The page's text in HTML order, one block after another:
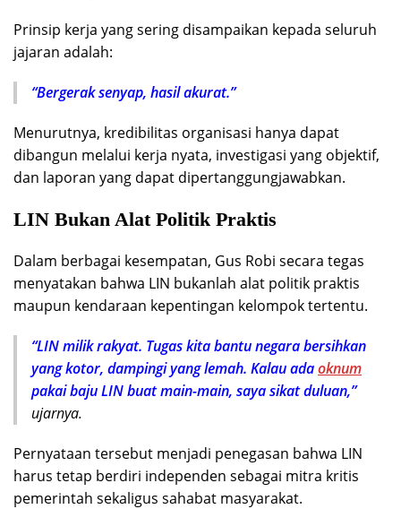
Prinsip kerja yang sering disampaikan kepada seluruh
jajaran adalah:
“Bergerak senyap, hasil akurat.”
Menurutnya, kredibilitas organisasi hanya dapat
dibangun melalui kerja nyata, investigasi yang objektif,
dan laporan yang dapat dipertanggungjawabkan.
LIN Bukan Alat Politik Praktis
Dalam berbagai kesempatan, Gus Robi secara tegas
menyatakan bahwa LIN bukanlah alat politik praktis
maupun kendaraan kepentingan kelompok tertentu.
“LIN milik rakyat. Tugas kita bantu negara bersihkan
yang kotor, dampingi yang lemah. Kalau adaoknum
pakai baju LIN buat main-main, saya sikat duluan,”
ujarnya.
Pernyataan tersebut menjadi penegasan bahwa LIN
harus tetap berdiri independen sebagai mitra kritis
pemerintah sekaligus sahabat masyarakat.